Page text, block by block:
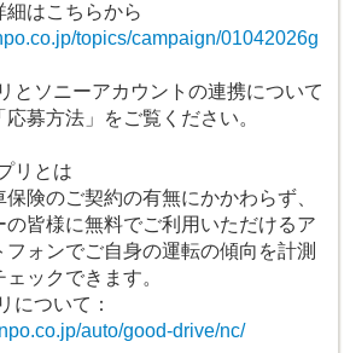
はこちらから
topics/campaign/01042026g
とソニーアカウントの連携について
募方法」をご覧ください。
リとは
険のご契約の有無にかかわらず、
皆様に無料でご利用いただけるア
ォンでご自身の運転の傾向を計測
ックできます。
について：
auto/good-drive/nc/